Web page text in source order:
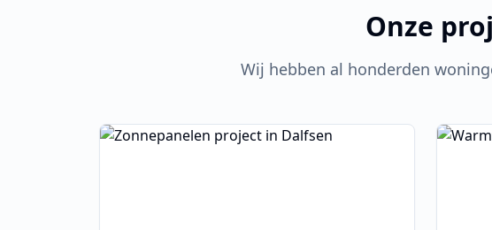
Onze
Wij hebben al honderden